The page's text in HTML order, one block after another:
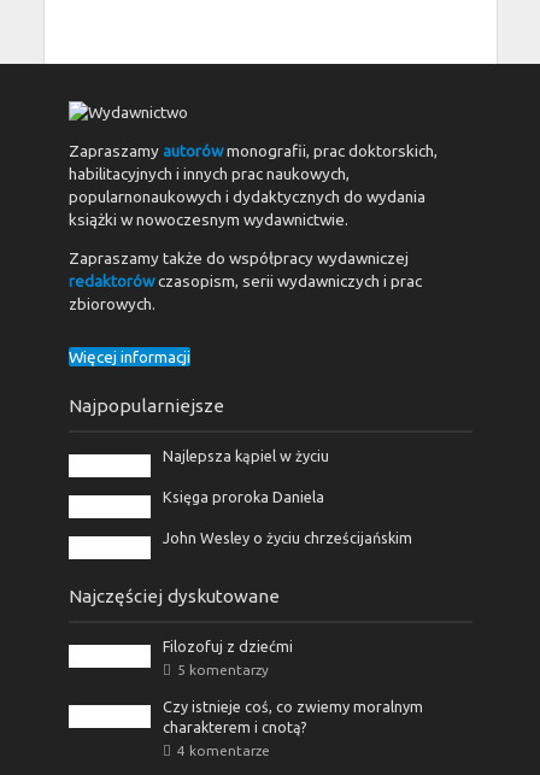
Zapraszamyautorówmonografii, prac doktorskich,
habilitacyjnych i innych prac naukowych,
popularnonaukowych i dydaktycznych do wydania
książki w nowoczesnym wydawnictwie.
Zapraszamy także do współpracy wydawniczej
redaktorówczasopism, serii wydawniczych i prac
zbiorowych.
Więcej informacji
Najpopularniejsze
Najlepsza kąpiel w życiu
Księga proroka Daniela
John Wesley o życiu chrześcijańskim
Najczęściej dyskutowane
Filozofuj z dziećmi
5 komentarzy
Czy istnieje coś, co zwiemy moralnym
charakterem i cnotą?
4 komentarze